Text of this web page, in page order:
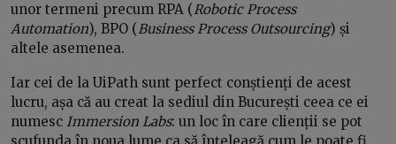
unor termeni precum RPA (Robotic Process
Automation), BPO (Business Process Outsourcing) și
altele asemenea.
Iar cei de la UiPath sunt perfect conștienți de acest
lucru, așa că au creat la sediul din București ceea ce ei
numesc Immersion Labs: un loc în care clienții se pot